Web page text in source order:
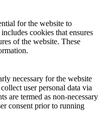
for the website to
cookies that ensures
of the website. These
necessary for the website
user personal data via
are termed as non-necessary
consent prior to running